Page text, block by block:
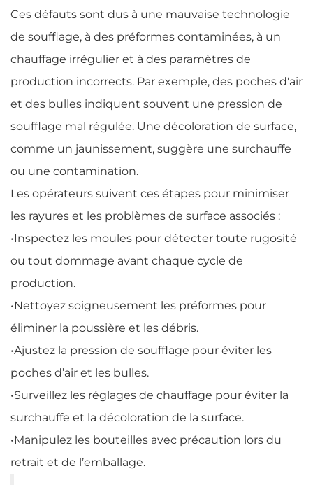
Ces défauts sont dus à une mauvaise technologie
de soufflage, à des préformes contaminées, à un
chauffage irrégulier et à des paramètres de
production incorrects. Par exemple, des poches d'air
et des bulles indiquent souvent une pression de
soufflage mal régulée. Une décoloration de surface,
comme un jaunissement, suggère une surchauffe
ou une contamination.
Les opérateurs suivent ces étapes pour minimiser
les rayures et les problèmes de surface associés :
•Inspectez les moules pour détecter toute rugosité
ou tout dommage avant chaque cycle de
production.
•Nettoyez soigneusement les préformes pour
éliminer la poussière et les débris.
•Ajustez la pression de soufflage pour éviter les
poches d’air et les bulles.
•Surveillez les réglages de chauffage pour éviter la
surchauffe et la décoloration de la surface.
•Manipulez les bouteilles avec précaution lors du
retrait et de l’emballage.